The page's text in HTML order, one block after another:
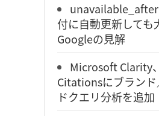
付に自動更新しても
Googleの見解
Microsoft Clarity
Citationsにブラン
ドクエリ分析を追加